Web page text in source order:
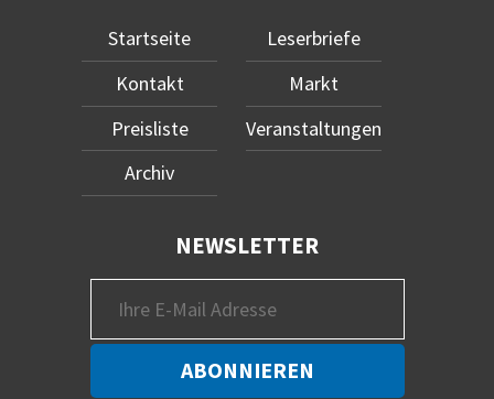
Startseite
Kontakt
Preisliste
Archiv
Leserbriefe
Markt
Veranstaltungen
NEWSLETTER